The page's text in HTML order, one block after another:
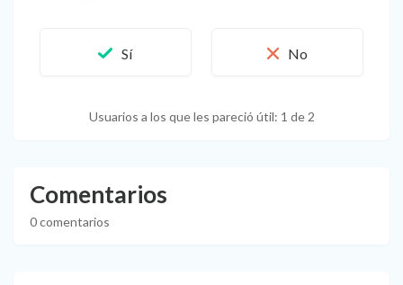
Usuarios a los que les pareció útil: 1 de 2
Comentarios
0 comentarios